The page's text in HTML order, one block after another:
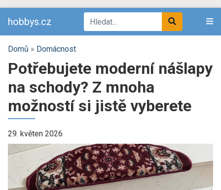
hobbys.cz
Domů » Domácnost
Potřebujete moderní nášlapy
na schody? Z mnoha
možností si jistě vyberete
29. květen 2026